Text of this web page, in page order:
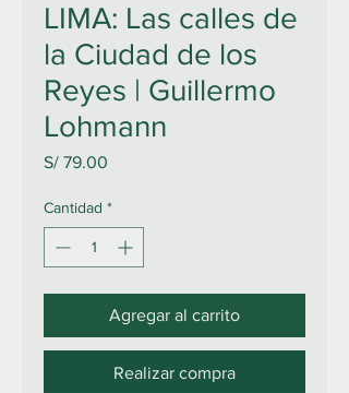
LIMA: Las calles de
la Ciudad de los
Reyes | Guillermo
Lohmann
S/ 79.00
Cantidad *
Agregar al carrito
Realizar compra